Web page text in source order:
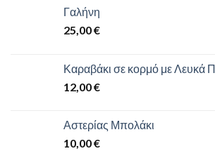
Γαλήνη
25,00€
Καραβάκι σε κορμό με Λευκά
12,00€
Αστερίας Μπολάκι
10,00€